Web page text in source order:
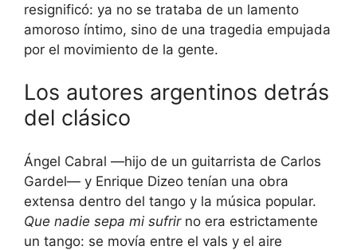
resignificó: ya no se trataba de un lamento
amoroso íntimo, sino de una tragedia empujada
por el movimiento de la gente.
Los autores argentinos detrás
del clásico
Ángel Cabral —hijo de un guitarrista de Carlos
Gardel— y Enrique Dizeo tenían una obra
extensa dentro del tango y la música popular.
Que nadie sepa mi sufrirno era estrictamente
un tango: se movía entre el vals y el aire